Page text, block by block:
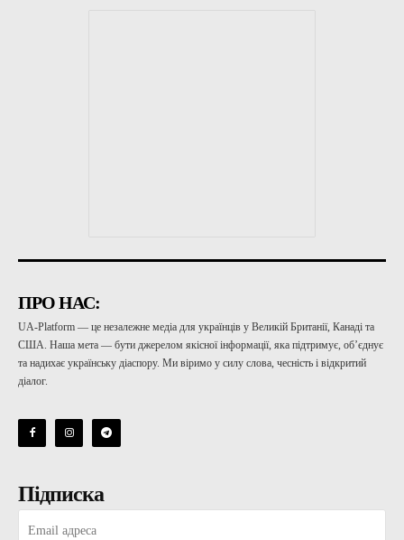
ПРО НАС:
UA-Platform — це незалежне медіа для українців у Великій Британії, Канаді та
США. Наша мета — бути джерелом якісної інформації, яка підтримує, об’єднує
та надихає українську діаспору. Ми віримо у силу слова, чесність і відкритий
діалог.
Підписка